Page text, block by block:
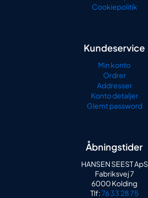
Cookiepolitik
Kundeservice
Min konto
Ordrer
Addresser
Konto detaljer
Glemt password
Åbningstider
HANSEN SEEST ApS
Fabriksvej 7
6000 Kolding
Tlf:76 33 28 75